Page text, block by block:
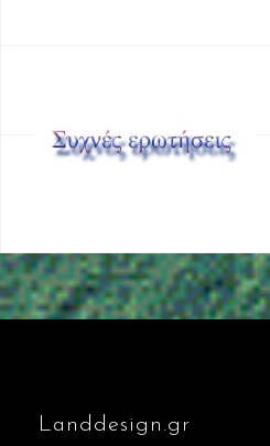
Landdesign.gr